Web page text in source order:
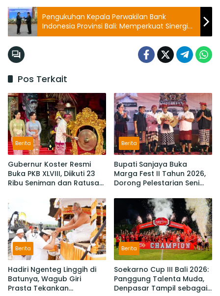
Pengukuhan Kepala Perwakilan Bank
Indonesia Provinsi Bali: Memperkuat Sinergi
Untuk Mengawal Stabilitas dan Mendorong
Pos Terkait
Berita
Gubernur Koster Resmi
Buka PKB XLVIII, Diikuti 23
Ribu Seniman dan Ratusan
IKM/UMKM Digratiskan
Berita
Bupati Sanjaya Buka
Marga Fest II Tahun 2026,
Dorong Pelestarian Seni
Potensi Lokal
Berita
Hadiri Ngenteg Linggih di
Batunya, Wagub Giri
Prasta Tekankan
Berita
Soekarno Cup III Bali 2026:
Panggung Talenta Muda,
Denpasar Tampil sebagai
Berita Berita